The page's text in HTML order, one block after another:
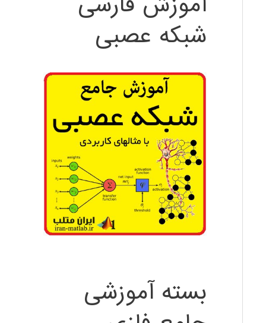
شبکه عصبی
بسته آموزشی